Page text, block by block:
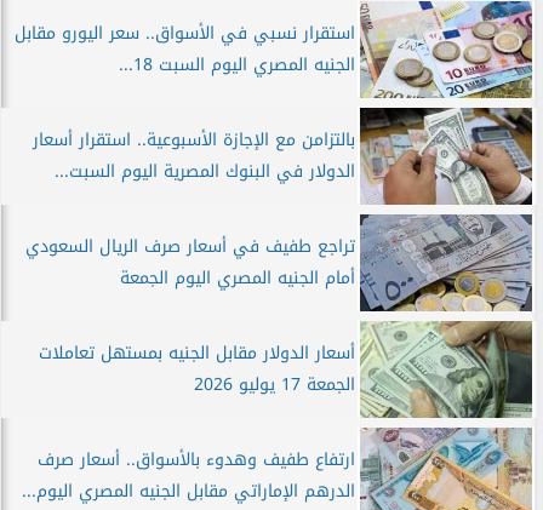
استقرار نسبي في الأسواق.. سعر اليورو مقابل
الجنيه المصري اليوم السبت 18...
بالتزامن مع الإجازة الأسبوعية.. استقرار أسعار
الدولار في البنوك المصرية اليوم السبت...
تراجع طفيف في أسعار صرف الريال السعودي
أمام الجنيه المصري اليوم الجمعة
أسعار الدولار مقابل الجنيه بمستهل تعاملات
الجمعة 17 يوليو 2026
ارتفاع طفيف وهدوء بالأسواق.. أسعار صرف
الدرهم الإماراتي مقابل الجنيه المصري اليوم...